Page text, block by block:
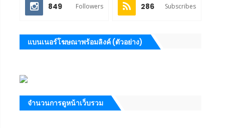
849 Followers 286 Subscribes
แบนเนอร์โฆษณาพร้อมลิงค์ (ตัวอย่าง)
จำนวนการดูหน้าเว็บรวม